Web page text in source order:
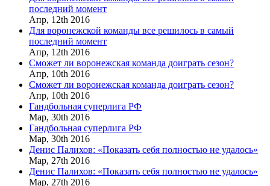
последний момент
Апр, 12th 2016
Для воронежской команды все решилось в самый
последний момент
Апр, 12th 2016
Сможет ли воронежская команда доиграть сезон?
Апр, 10th 2016
Сможет ли воронежская команда доиграть сезон?
Апр, 10th 2016
Гандбольная суперлига РФ
Мар, 30th 2016
Гандбольная суперлига РФ
Мар, 30th 2016
Денис Палихов: «Показать себя полностью не удалось»
Мар, 27th 2016
Денис Палихов: «Показать себя полностью не удалось»
Мар, 27th 2016